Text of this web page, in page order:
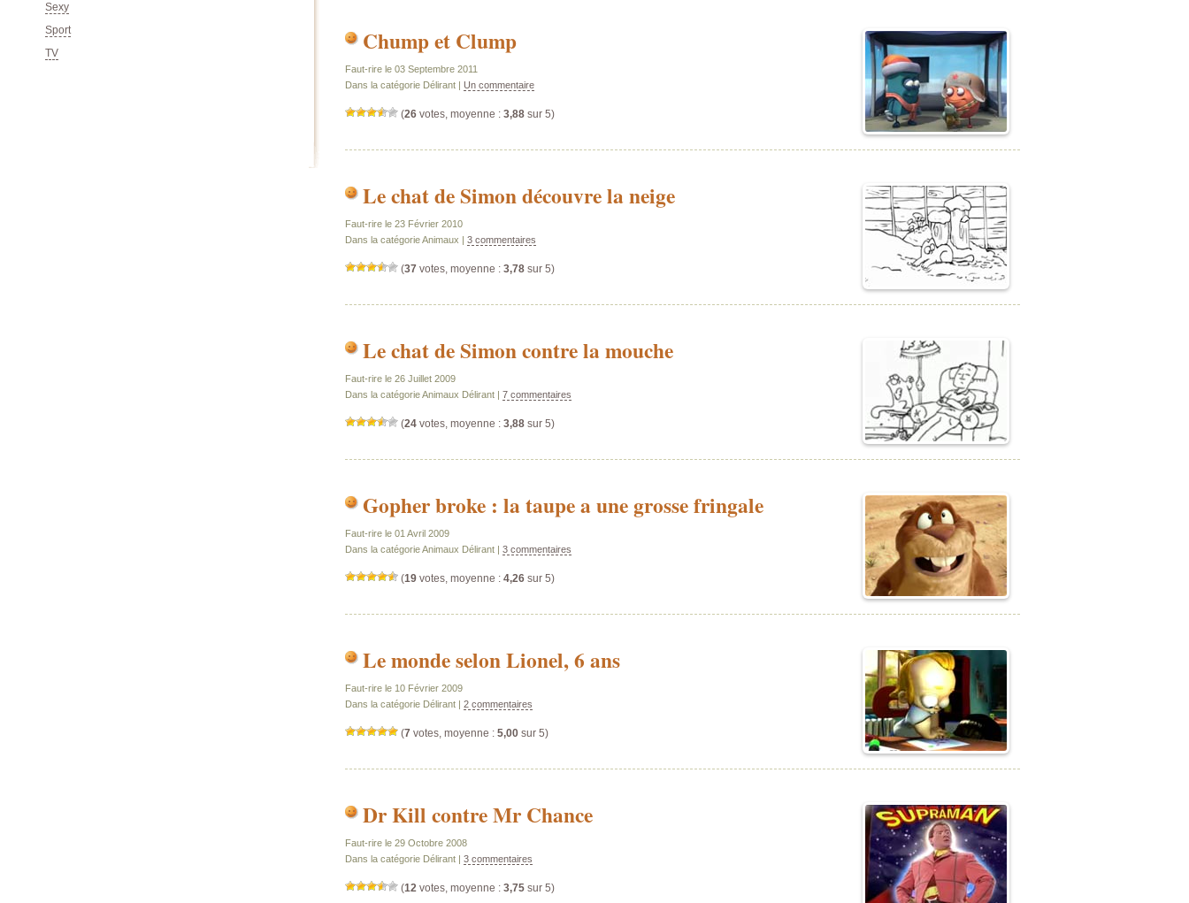
Chump et Clump
Faut-rire le 03 Septembre 2011
Dans la catégorie Délirant | Un commentaire
(26votes, moyenne : 3,88sur 5)
Le chat de Simon découvre la neige
Faut-rire le 23 Février 2010
Dans la catégorie Animaux | 3 commentaires
(37 votes, moyenne : 3,78sur 5)
Le chat de Simon contre la mouche
Faut-rire le 26 Juillet 2009
Dans la catégorie Animaux Délirant | 7 commentaires
(24votes, moyenne : 3,88sur 5)
Gopher broke : la taupe a une grosse fringale
Faut-rire le 01 Avril 2009
Dans la catégorie Animaux Délirant | 3 commentaires
(19votes, moyenne : 4,26sur 5)
Le monde selon Lionel, 6 ans
Faut-rire le 10 Février 2009
Dans la catégorie Délirant | 2 commentaires
(7 votes, moyenne : 5,00sur 5)
Dr Kill contre Mr Chance
Faut-rire le 29 Octobre 2008
Dans la catégorie Délirant | 3 commentaires
(12votes, moyenne : 3,75sur 5)
Sexy
Sport
TV